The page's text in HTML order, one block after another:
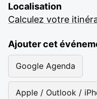
Localisation
Calculez votre
Ajouter cet
Google Agenda
Apple / Outlook /